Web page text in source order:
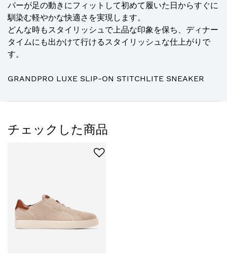
パーが足の動きにフィットして初めて履いた日からすぐに
馴染む軽やかな快適さを実現します。
どんな時もスタイリッシュで上品な印象を保ち、ディナー
タイムにも出かけて行けるスタイリッシュな仕上がりで
す。
GRANDPRO LUXE SLIP-ON STITCHLITE SNEAKER
チェックした商品